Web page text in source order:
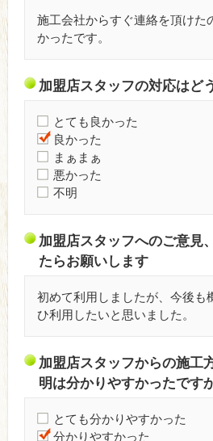
施工会社からすぐ連絡を頂けた
かったです。
加盟店スタッフの対応はど
とても良かった
良かった
まぁまぁ
悪かった
不明
加盟店スタッフへのご意見
たらお願いします
初めて利用しましたが、今後も
ひ利用したいと思いました。
加盟店スタッフからの施工
明は分かりやすかったです
とても分かりやすかった
分かりやすかった